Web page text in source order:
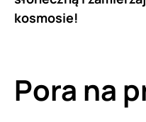
kosmosie!
Pora na